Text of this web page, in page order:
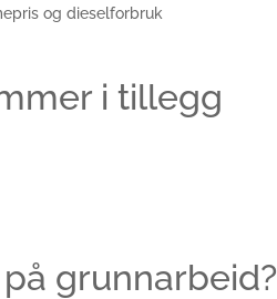
og dieselforbruk
i tillegg
grunnarbeid?